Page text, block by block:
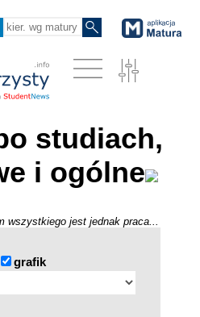
studiach,
i ogólne
wszystkiego jest jednak praca...
grafik